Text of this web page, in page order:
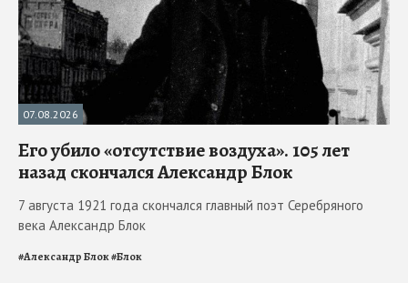
07.08.2026
Его убило «отсутствие воздуха». 105 лет
назад скончался Александр Блок
7 августа 1921 года скончался главный поэт Серебряного
века Александр Блок
#Александр Блок#Блок